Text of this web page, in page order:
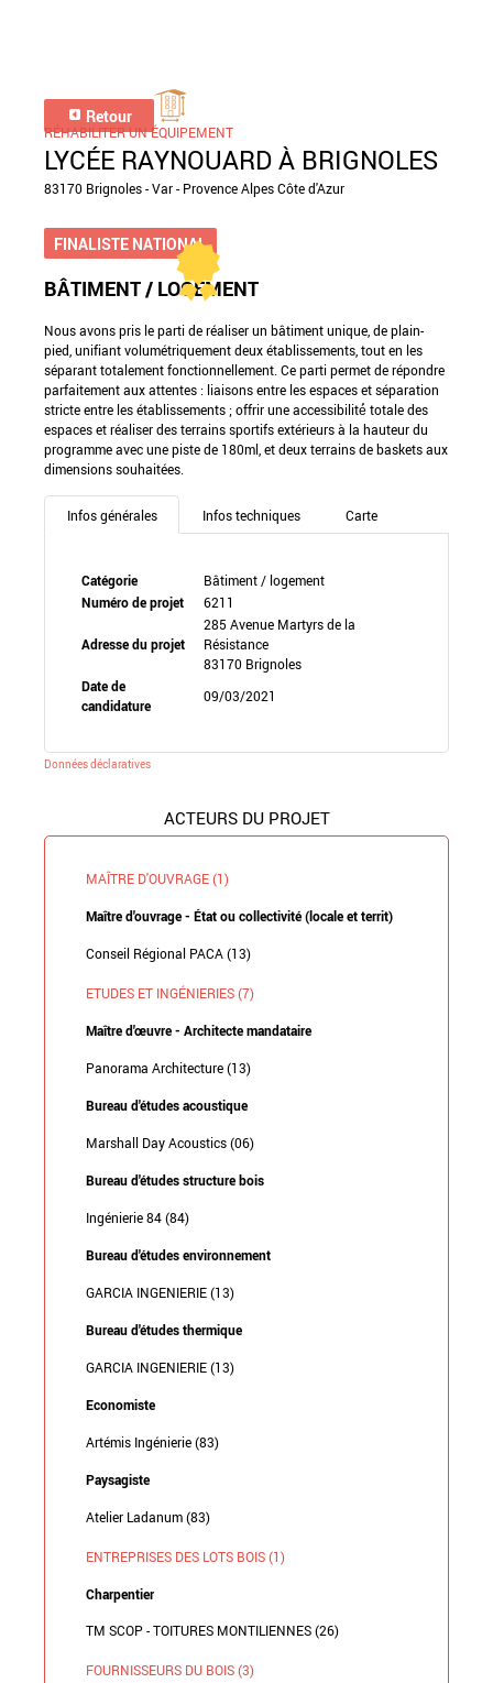
Retour
RÉHABILITER UN ÉQUIPEMENT
LYCÉE RAYNOUARD À BRIGNOLES
83170 Brignoles - Var - Provence Alpes Côte d'Azur
FINALISTE NATIONAL
BÂTIMENT / LOGEMENT
Nous avons pris le parti de réaliser un bâtiment unique, de plain-
pied, unifiant volumétriquement deux établissements, tout en les
séparant totalement fonctionnellement. Ce parti permet de répondre
parfaitement aux attentes : liaisons entre les espaces et séparation
stricte entre les établissements ; offrir une accessibilité́ totale des
espaces et réaliser des terrains sportifs extérieurs à la hauteur du
programme avec une piste de 180ml, et deux terrains de baskets aux
dimensions souhaitées.
Infos générales Infos techniques Carte
Catégorie
Bâtiment / logement
Numéro de projet
6211
Adresse du projet
285 Avenue Martyrs de la
Résistance
83170 Brignoles
Date de
candidature
09/03/2021
Données déclaratives
ACTEURS DU PROJET
MAÎTRE D'OUVRAGE (1)
Maître d'ouvrage - État ou collectivité (locale et territ)
Conseil Régional PACA (13)
ETUDES ET INGÉNIERIES (7)
Maître d'œuvre - Architecte mandataire
Panorama Architecture (13)
Bureau d'études acoustique
Marshall Day Acoustics (06)
Bureau d'études structure bois
Ingénierie 84 (84)
Bureau d'études environnement
GARCIA INGENIERIE (13)
Bureau d'études thermique
GARCIA INGENIERIE (13)
Economiste
Artémis Ingénierie (83)
Paysagiste
Atelier Ladanum (83)
ENTREPRISES DES LOTS BOIS (1)
Charpentier
TM SCOP - TOITURES MONTILIENNES (26)
FOURNISSEURS DU BOIS (3)